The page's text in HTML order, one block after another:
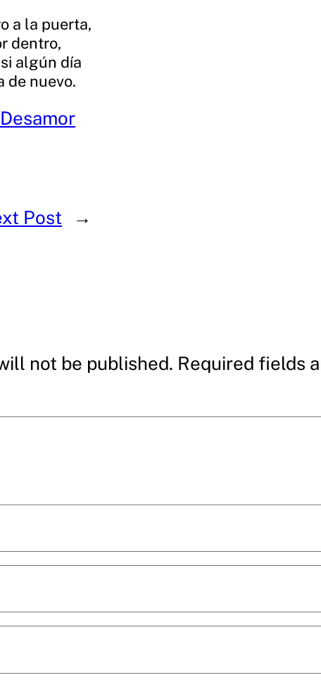
a la puerta,
dentro,
algún día
de nuevo.
Desamor
Post →
not be published. Required fields